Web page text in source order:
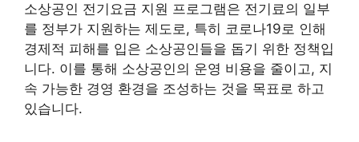
소상공인 전기요금 지원 프로그램은 전기료의 일부
를 정부가 지원하는 제도로, 특히 코로나19로 인해
경제적 피해를 입은 소상공인들을 돕기 위한 정책입
니다. 이를 통해 소상공인의 운영 비용을 줄이고, 지
속 가능한 경영 환경을 조성하는 것을 목표로 하고
있습니다.